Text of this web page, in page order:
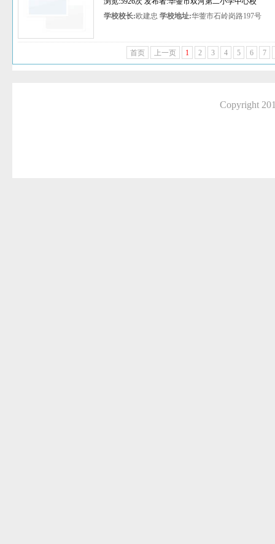
学校校长:欧建忠 学校地址:华蓥市石岭岗路197号
首页 上一页 1 2 3 4 5 6 7
Copyright